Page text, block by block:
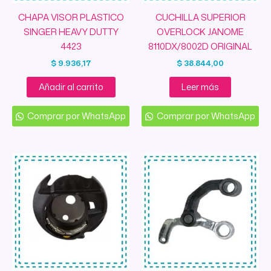
CHAPA VISOR PLASTICO
SINGER HEAVY DUTTY
4423
$9.936,17
Añadir al carrito
Comprar por WhatsApp
CUCHILLA SUPERIOR
OVERLOCK JANOME
8110DX/8002D ORIGINAL
$ 38.844,00
Leer más
Comprar por WhatsApp